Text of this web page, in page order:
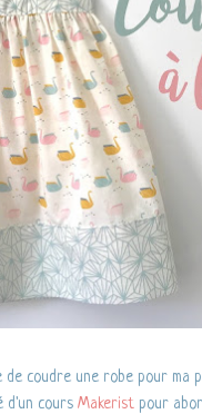
de coudre une robe pour ma
d'un cours Makerist pour